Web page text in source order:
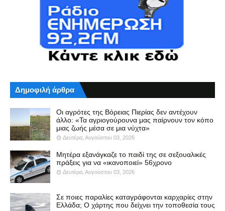
Δημοφιλή άρθρα
Οι αγρότες της Βόρειας Πιερίας δεν αντέχουν
άλλο: «Τα αγριογούρουνα μας παίρνουν τον κόπο
μιας ζωής μέσα σε μια νύχτα»
Δευτέρα, Αυγούστου 03, 2026
Μητέρα εξανάγκαζε το παιδί της σε σεξουαλικές
πράξεις για να «ικανοποιεί» 56χρονο
Δευτέρα, Αυγούστου 03, 2026
Σε ποιες παραλίες καταγράφονται καρχαρίες στην
Ελλάδα; Ο χάρτης που δείχνει την τοποθεσία τους